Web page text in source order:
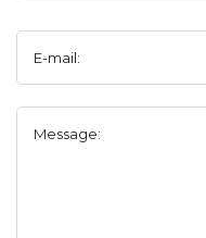
E-mail:
Message: